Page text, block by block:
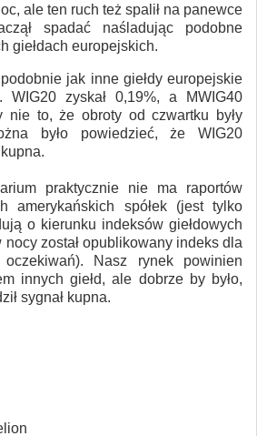
ale ten ruch też spalił na panewce
spadać naśladując podobne
giełdach europejskich.
jak inne giełdy europejskie
WIG20 zyskał 0,19%, a MWIG40
nie to, że obroty od czwartku były
było powiedzieć, że WIG20
praktycznie nie ma raportów
amerykańskich spółek (jest tylko
o kierunku indeksów giełdowych
został opublikowany indeks dla
Nasz rynek powinien
innych giełd, ale dobrze by było,
sygnał kupna.